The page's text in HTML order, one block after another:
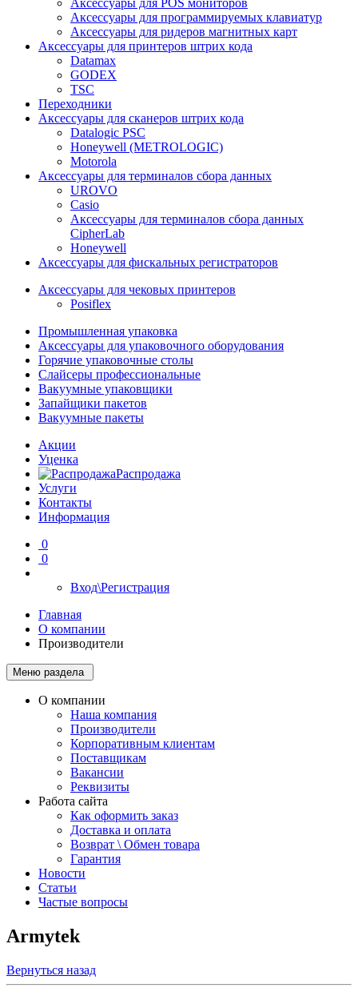
Аксессуары для POS мониторов
Аксессуары для программируемых клавиатур
Аксессуары для ридеров магнитных карт
Аксессуары для принтеров штрих кода
Datamax
GODEX
TSC
Переходники
Аксессуары для сканеров штрих кода
Datalogic PSC
Honeywell (METROLOGIC)
Motorola
Аксессуары для терминалов сбора данных
UROVO
Casio
Аксессуары для терминалов сбора данных
CipherLab
Honeywell
Аксессуары для фискальных регистраторов
Аксессуары для чековых принтеров
Posiflex
Промышленная упаковка
Аксессуары для упаковочного оборудования
Горячие упаковочные столы
Слайсеры профессиональные
Вакуумные упаковщики
Запайщики пакетов
Вакуумные пакеты
Акции
Уценка
Распродажа
Услуги
Контакты
Информация
0
0
Вход\Регистрация
Главная
О компании
Производители
Меню раздела
О компании
Наша компания
Производители
Корпоративным клиентам
Поставщикам
Вакансии
Реквизиты
Работа сайта
Как оформить заказ
Доставка и оплата
Возврат \ Обмен товара
Гарантия
Новости
Статьи
Частые вопросы
Armytek
Вернуться назад